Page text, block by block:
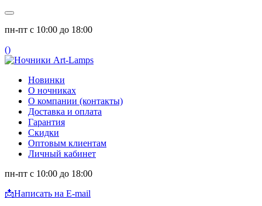
пн-пт с 10:00 до 18:00
()
Новинки
О ночниках
О компании (контакты)
Доставка и оплата
Гарантия
Скидки
Оптовым клиентам
Личный кабинет
пн-пт с 10:00 до 18:00
📩Написать на E-mail